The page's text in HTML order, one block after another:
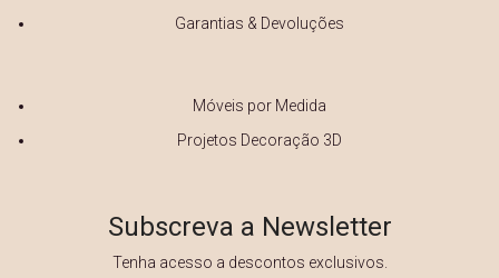
Garantias & Devoluções
Móveis por Medida
Projetos Decoração 3D
Subscreva a Newsletter
Tenha acesso a descontos exclusivos.